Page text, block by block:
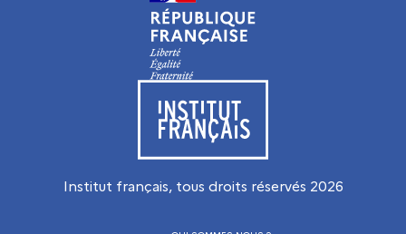
Visiter le site de l’Institut français
Institut français, tous droits réservés 2026